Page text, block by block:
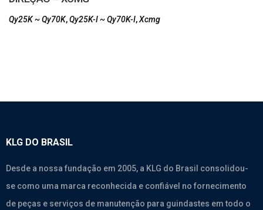
Qy25K ~ Qy70K,Qy25K-I ~ Qy70K-I,Xcmg
KLG DO BRASIL
Desde a nossa fundação em 2005, a KLG do Brasil consolidou-
se como uma marca reconhecida e confiável no fornecimento
de peças e serviços de manutenção para guindastes em todo o